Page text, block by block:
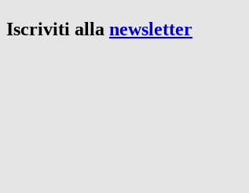
Iscriviti alla newsletter